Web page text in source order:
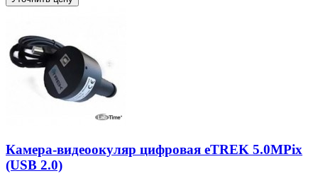
Камера-видеоокуляр цифровая eTREK 5.0MPix
(USB 2.0)